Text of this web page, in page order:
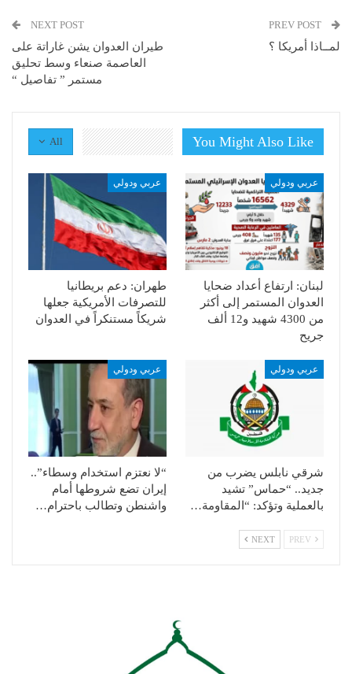
لمــاذا أمريكا ؟
NEXT POST
طيران العدوان يشن غاراتة على
العاصمة صنعاء وسط تحليق
مستمر ” تفاصيل “
All You Might Also Like
عربي ودولي
لبنان: ارتفاع أعداد ضحايا
العدوان المستمر إلى أكثر
من 4300 شهيد و12 ألف
جريح
عربي ودولي
طهران: دعم بريطانيا
للتصرفات الأمريكية جعلها
شريكاً مستنكراً في العدوان
عربي ودولي
شرقي نابلس يضرب من
جديد.. “حماس” تشيد
بالعملية وتؤكد: “المقاومة…
عربي ودولي
“لا نعتزم استخدام وسطاء”..
إيران تضع شروطها أمام
واشنطن وتطالب باحترام…
NEXT